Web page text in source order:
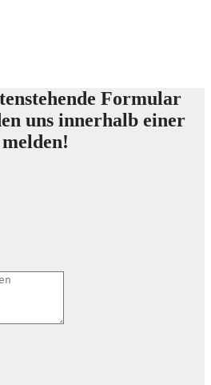
Formular
uns innerhalb einer